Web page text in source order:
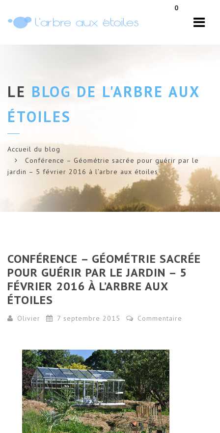
0
LE BLOG DE L'ARBRE AUX
ÉTOILES
Accueil du blog
Conférence – Géométrie sacrée pour guérir par le
jardin – 5 février 2016 à l’arbre aux étoiles
CONFÉRENCE – GÉOMÉTRIE SACRÉE
POUR GUÉRIR PAR LE JARDIN – 5
FÉVRIER 2016 À L’ARBRE AUX
ÉTOILES
Olivier 7 septembre 2015 Commentaire